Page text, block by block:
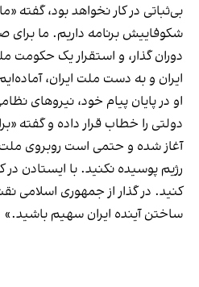
بی‌ثباتی در کار نخواهد بود، گفته
شکوفاییش برنامه داریم. ما
دوران گذار، و استقرار یک حکومت
ایران و به دست ملت ایران،
او در پایان پیام خود، نیروهای
دولتی را خطاب قرار داده و گفته
آغاز شده و حتمی است روبروی ملت
رژیم پوسیده نکنید. با ایستادن
کنید. در گذار از جمهوری اسلامی
ساختن آینده ایران سهیم باشید.»